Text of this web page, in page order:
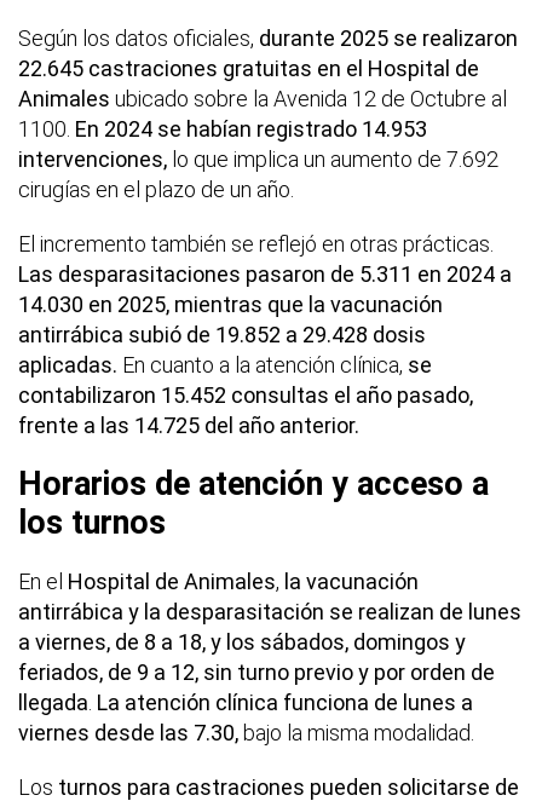
Según los datos oficiales, durante 2025 se realizaron
22.645 castraciones gratuitas en el Hospital de
Animales ubicado sobre la Avenida 12 de Octubre al
1100. En 2024 se habían registrado 14.953
intervenciones, lo que implica un aumento de 7.692
cirugías en el plazo de un año.
El incremento también se reflejó en otras prácticas.
Las desparasitaciones pasaron de 5.311 en 2024 a
14.030 en 2025, mientras que la vacunación
antirrábica subió de 19.852 a 29.428 dosis
aplicadas. En cuanto a la atención clínica, se
contabilizaron 15.452 consultas el año pasado,
frente a las 14.725 del año anterior.
Horarios de atención y acceso a
los turnos
En el Hospital de Animales, la vacunación
antirrábica y la desparasitación se realizan de lunes
a viernes, de 8 a 18, y los sábados, domingos y
feriados, de 9 a 12, sin turno previo y por orden de
llegada La atención clínica funciona de lunes a
viernes desde las 7.30, bajo la misma modalidad.
Los turnos para castraciones pueden solicitarse de